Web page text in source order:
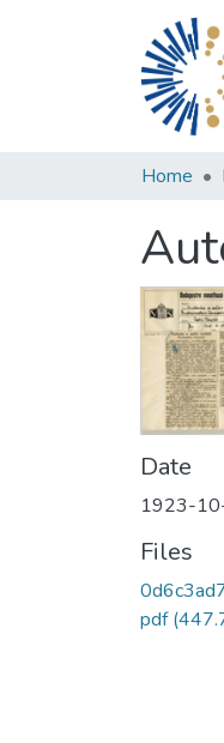
Home
Date
1923-
Files
pdf